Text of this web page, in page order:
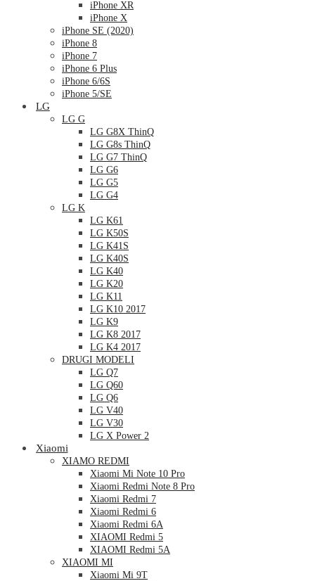
iPhone XR
iPhone X
iPhone SE (2020)
iPhone 8
iPhone 7
iPhone 6 Plus
iPhone 6/6S
iPhone 5/SE
LG
LG G
LG G8X ThinQ
LG G8s ThinQ
LG G7 ThinQ
LG G6
LG G5
LG G4
LG K
LG K61
LG K50S
LG K41S
LG K40S
LG K40
LG K20
LG K11
LG K10 2017
LG K9
LG K8 2017
LG K4 2017
DRUGI MODELI
LG Q7
LG Q60
LG Q6
LG V40
LG V30
LG X Power 2
Xiaomi
XIAMO REDMI
Xiaomi Mi Note 10 Pro
Xiaomi Redmi Note 8 Pro
Xiaomi Redmi 7
Xiaomi Redmi 6
Xiaomi Redmi 6A
XIAOMI Redmi 5
XIAOMI Redmi 5A
XIAOMI MI
Xiaomi Mi 9T